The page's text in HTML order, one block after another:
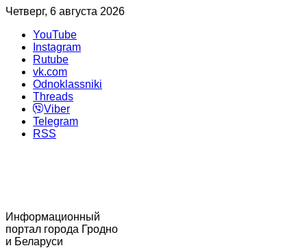
Четверг, 6 августа 2026
YouTube
Instagram
Rutube
vk.com
Odnoklassniki
Threads
Viber
Telegram
RSS
Информационный
портал города Гродно
и Беларуси